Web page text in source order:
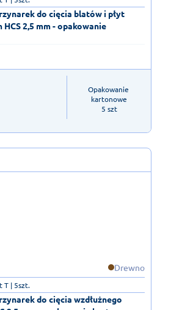
do cięcia blatów i płyt
2,5 mm - opakowanie
Opakowanie
kartonowe
5 szt
Drewno
do cięcia wzdłużnego
T | 5szt.